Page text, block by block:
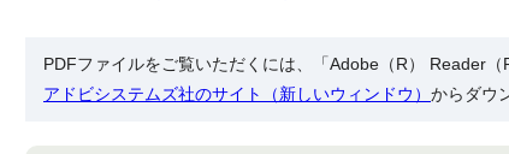
PDFファイルをご覧いただくには、「Adobe（R） Reader
アドビシステムズ社のサイト（新しいウィンドウ） からダウ